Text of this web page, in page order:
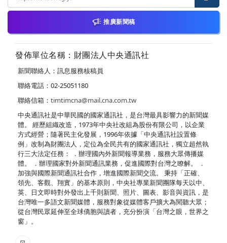
推廣新聞稿
發佈單位名稱：財團法人中央通訊社
新聞聯絡人：訊息服務核稿員
聯絡電話：02-25051180
聯絡信箱： timtimcna@mail.cna.com.tw
中央通訊社是中華民國的國家通訊社，是台灣最具影響力的新聞媒
體。 經歷組織改造，1973年中央社改組為股份有限公司，以企業
方式經營；隨著民主化發展，1996年依據「中央通訊社設置條
例」改制為財團法人，定位為全民共有的國家通訊社，獨立超然執
行三大法定任務： ．辦理國內外新聞報導業務，服務大眾傳播媒
體。 ．辦理國家對外新聞通訊業務，促進國際對台灣之瞭解。 ．
加強與國際新聞通訊社合作，增進國際新聞交流。 秉持「正確、
領先、客觀、翔實」的基本原則，中央社專業新聞團隊每天以中、
英、日文即時對外發出上千則新聞、照片、圖表、影音與資訊，是
台灣唯一多語文新聞媒體，服務對象從媒體客戶擴大為閱聽大眾；
從台灣民眾延伸至全球僑胞與讀者，充分扮演「台灣之眼，世界之
窗」。